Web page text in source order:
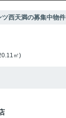
西天満の募集中物件
㎡)